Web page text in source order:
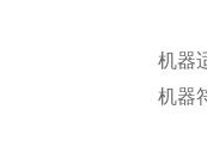
机器
机器